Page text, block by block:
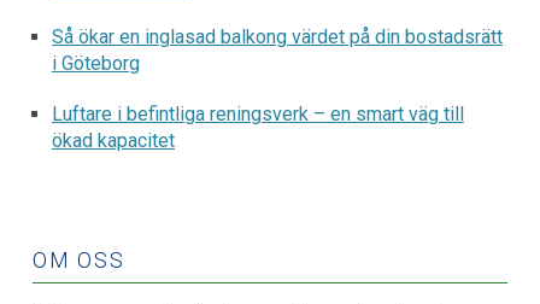
Så ökar en inglasad balkong värdet på din bostadsrätt
i Göteborg
Luftare i befintliga reningsverk – en smart väg till
ökad kapacitet
OM OSS